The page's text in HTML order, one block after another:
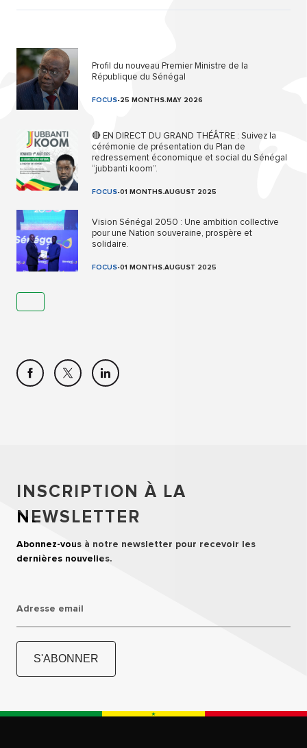
Profil du nouveau Premier Ministre de la
République du Sénégal
FOCUS-25 MONTHS.MAY 2026
🔴 EN DIRECT DU GRAND THÉÂTRE : Suivez la
cérémonie de présentation du Plan de
redressement économique et social du Sénégal
“jubbanti koom”.
FOCUS-01 MONTHS.AUGUST 2025
Vision Sénégal 2050 : Une ambition collective
pour une Nation souveraine, prospère et
solidaire.
FOCUS-01 MONTHS.AUGUST 2025
INSCRIPTION À LA
NEWSLETTER
Abonnez-vous à notre newsletter pour recevoir les
dernières nouvelles.
Adresse email
S'ABONNER